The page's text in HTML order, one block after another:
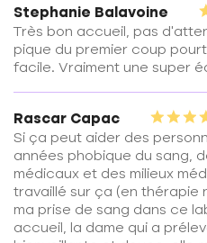
Stephanie Balavoine
Très bon accueil, pas
pique du premier coup
facile. Vraiment une super
Rascar Capac
Si ça peut aider des
années phobique du sang,
médicaux et des milieux
travaillé sur ça (en thérapie
ma prise de sang dans ce
accueil, la dame qui a